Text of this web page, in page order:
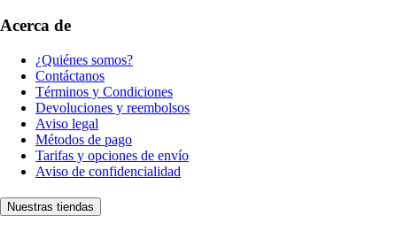
Acerca de
¿Quiénes somos?
Contáctanos
Términos y Condiciones
Devoluciones y reembolsos
Aviso legal
Métodos de pago
Tarifas y opciones de envío
Aviso de confidencialidad
Nuestras tiendas